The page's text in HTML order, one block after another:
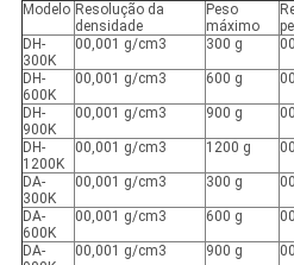
Modelo Resolução da
densidade
Peso
máximo
DH-
300K
00,001 g/cm3 300 g
DH-
600K
00,001 g/cm3 600 g
DH-
900K
00,001 g/cm3 900 g
DH-
1200K
00,001 g/cm3 1200 g
DA-
300K
00,001 g/cm3 300 g
DA-
600K
00,001 g/cm3 600 g
DA-
00,001 g/cm3 900 g